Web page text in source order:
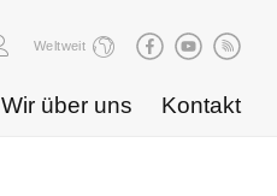
Weltweit
Wir über uns Kontakt